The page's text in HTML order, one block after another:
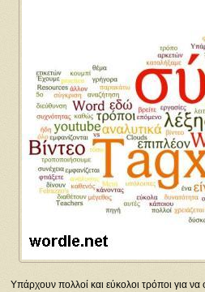
Υπάρχουν πολλοί και εύκολοι τρόποι για να